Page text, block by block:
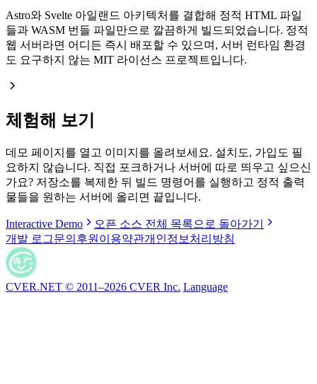
Astro와 Svelte 아일랜드 아키텍처를 결합해 정적 HTML 파일
들과 WASM 번들 파일만으로 깔끔하게 빌드되었습니다. 정적
웹 서버라면 어디든 즉시 배포할 수 있으며, 서버 런타임 환경
도 요구하지 않는 MIT 라이선스 프로젝트입니다.
체험해 보기
데모 페이지를 열고 이미지를 올려보세요. 설치도, 가입도 필
요하지 않습니다. 직접 포크하거나 서버에 따로 띄우고 싶으신
가요? 저장소를 복제한 뒤 빌드 명령어를 실행하고 정적 출력
물들을 원하는 서버에 올리면 끝입니다.
Interactive Demo
오픈 소스 전체 목록으로 돌아가기
개발 로그문의 후원 이용약관개인정보처리방침
CVER.NET © 2011–2026 CVER Inc. Language